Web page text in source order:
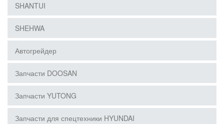
SHANTUI
SHEHWA
Автогрейдер
Запчасти DOOSAN
Запчасти YUTONG
Запчасти для спецтехники HYUNDAI